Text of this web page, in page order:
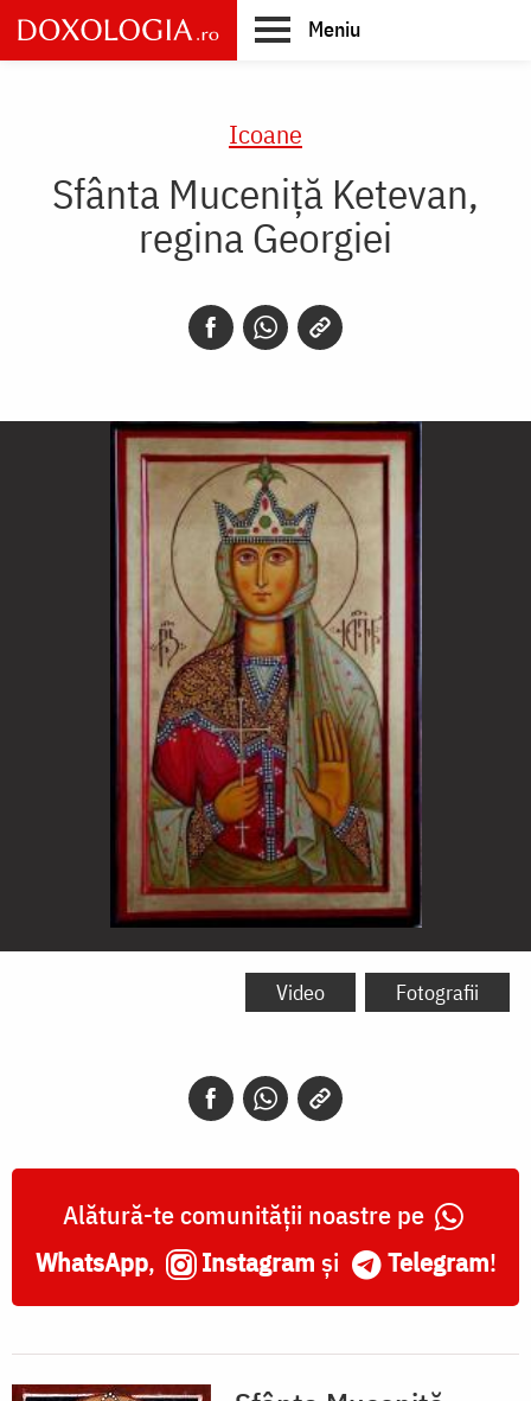
Skip
to
main
Meniu
Icoane
Sfânta Muceniță Ketevan,
regina Georgiei
Sfânta
Video Fotografii
Alătură-te comunității noastre pe
WhatsApp, Instagram și Telegram!